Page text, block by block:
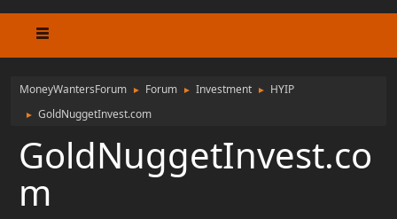
MoneyWantersForum ► Forum ► Investment ► HYIP
► GoldNuggetInvest.com
GoldNuggetInvest.co
m